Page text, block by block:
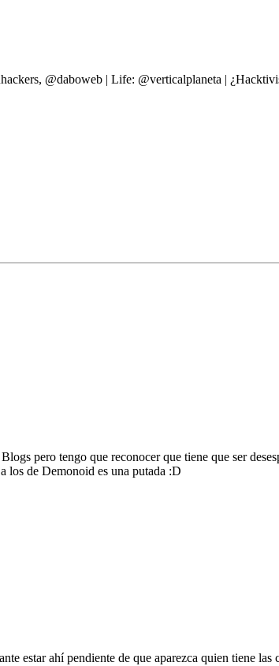
@daboweb | Life: @verticalplaneta |
pero tengo que reconocer que tiene que ser
los de Demonoid es una putada :D
estar ahí pendiente de que aparezca quien tiene